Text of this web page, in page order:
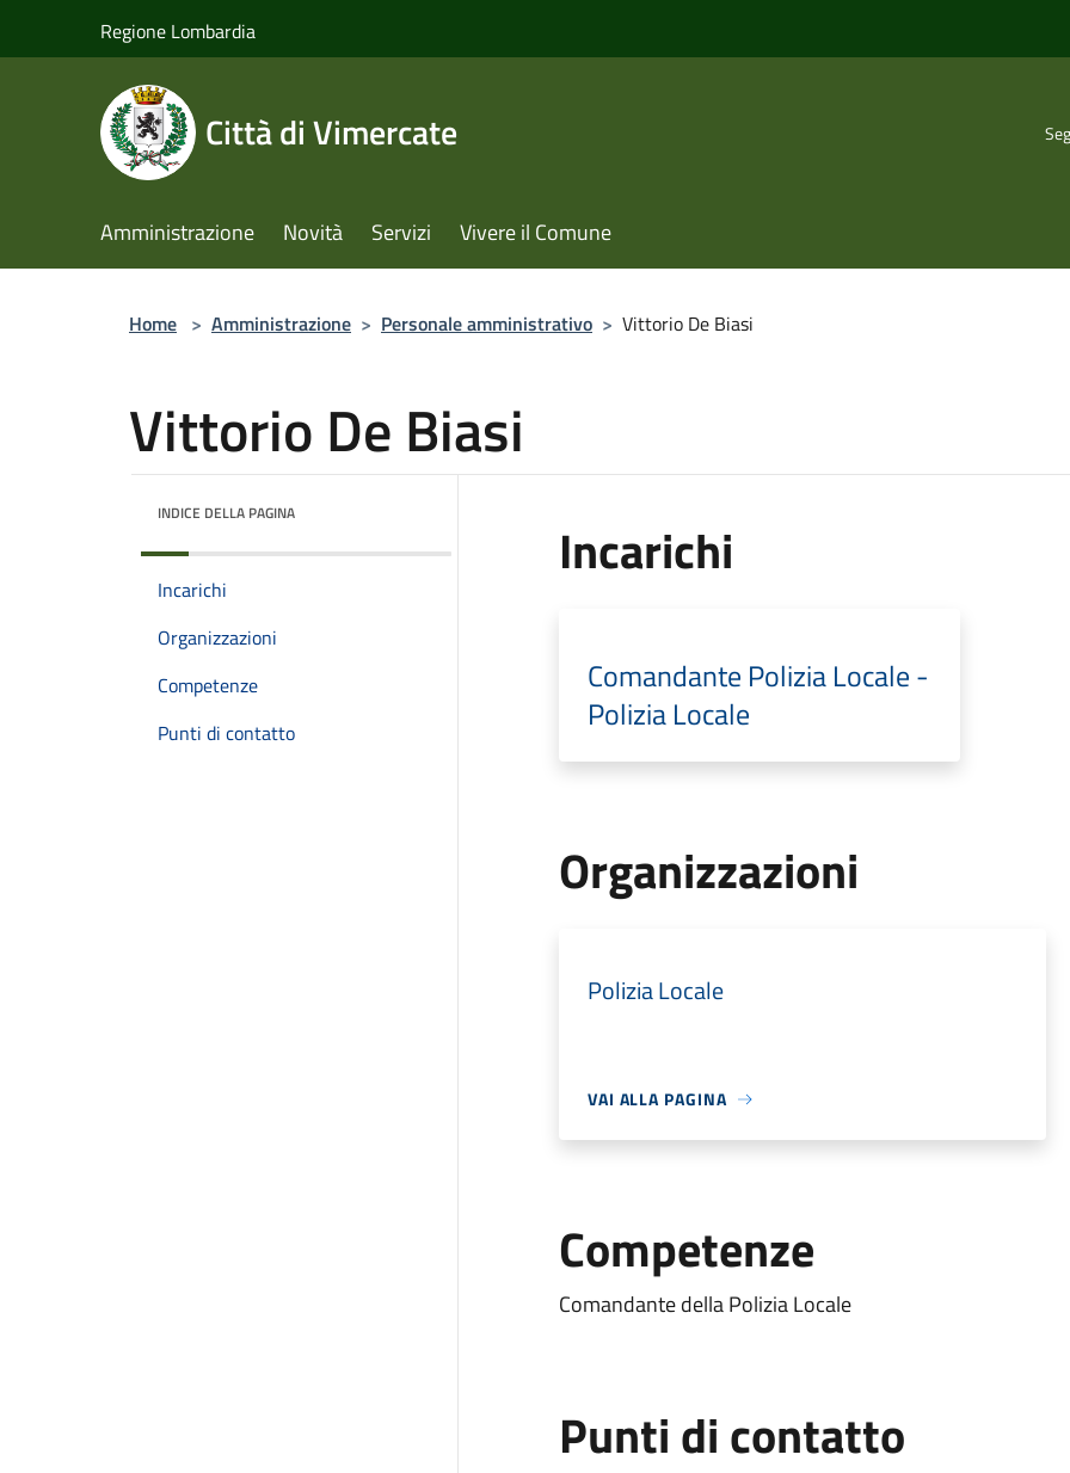
Regione Lombardia
Città di Vimercate
Amministrazione Novità Servizi Vivere il Comune
Home > Amministrazione > Personale amministrativo > Vittorio De Biasi
Vittorio De Biasi
INDICE DELLA PAGINA
Incarichi
Organizzazioni
Competenze
Punti di contatto
Incarichi
Comandante Polizia Locale -
Polizia Locale
Organizzazioni
Polizia Locale
VAI ALLA PAGINA
Competenze
Comandante della Polizia Locale
Punti di contatto